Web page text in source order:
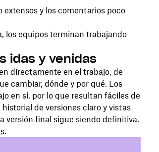
y los comentarios poco
los equipos terminan trabajando
idas y venidas
directamente en el trabajo, de
cambiar, dónde y por qué. Los
en sí, por lo que resultan fáciles de
de versiones claro y vistas
versión final sigue siendo definitiva.
.